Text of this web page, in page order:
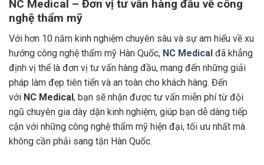
NC Medical – Đơn vị tư vấn hàng đầu về công
nghệ thẩm mỹ
Với hơn 10 năm kinh nghiệm chuyên sâu và sự am hiểu về xu
hướng công nghệ thẩm mỹ Hàn Quốc, NC Medical đã khẳng
định vị thế là đơn vị tư vấn hàng đầu, mang đến những giải
pháp làm đẹp tiên tiến và an toàn cho khách hàng. Đến
với NC Medical, bạn sẽ nhận được tư vấn miễn phí từ đội
ngũ chuyên gia dày dặn kinh nghiệm, giúp bạn dễ dàng tiếp
cận với những công nghệ thẩm mỹ hiện đại, tối ưu nhất mà
không cần phải sang tận Hàn Quốc.